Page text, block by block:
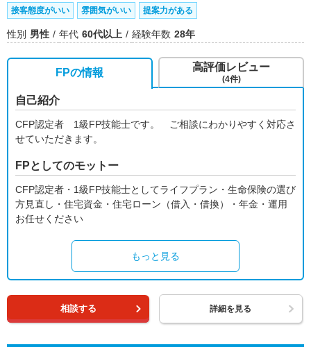
接客態度がいい 雰囲気がいい 提案力がある
性別 男性 年代 60代以上 経験年数 28年
FPの情報
自己紹介
CFP認定者 1級FP技能士です。 ご相談にわかりやすく対応さ
せていただきます。
FPとしてのモットー
CFP認定者・1級FP技能士としてライフプラン・生命保険の選び
方見直し・住宅資金・住宅ローン（借入・借換）・年金・運用
お任せください
もっと見る
高評価レビュー
(4件)
相談する 詳細を見る